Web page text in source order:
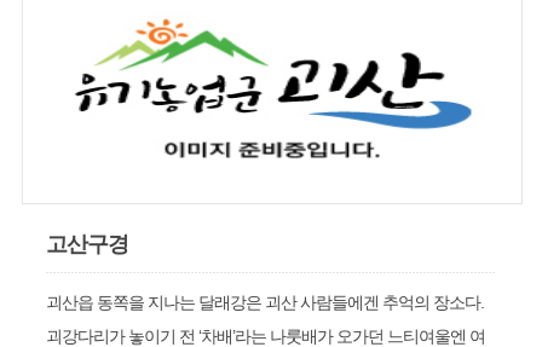
고산구경
괴산읍 동쪽을 지나는 달래강은 괴산 사람들에겐 추억의 장소다.
괴강다리가 놓이기 전 ‘차배’라는 나룻배가 오가던 느티여울엔 여